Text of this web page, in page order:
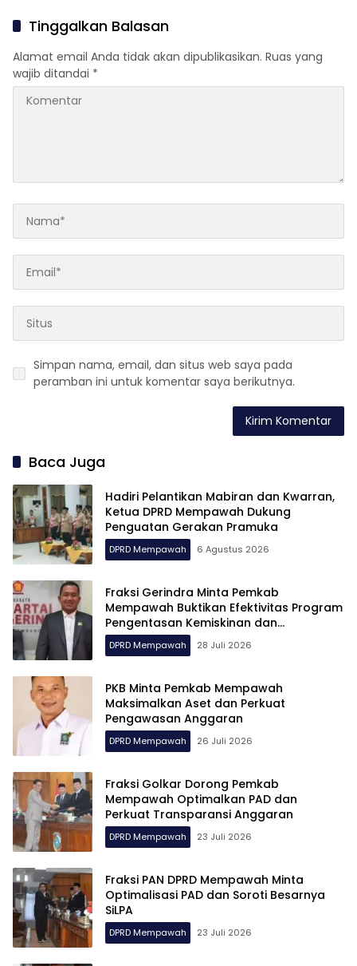
Tinggalkan Balasan
Alamat email Anda tidak akan dipublikasikan. Ruas yang
wajib ditandai *
Simpan nama, email, dan situs web saya pada
peramban ini untuk komentar saya berikutnya.
Baca Juga
Hadiri Pelantikan Mabiran dan Kwarran,
Ketua DPRD Mempawah Dukung
Penguatan Gerakan Pramuka
DPRD Mempawah 6 Agustus 2026
Fraksi Gerindra Minta Pemkab
Mempawah Buktikan Efektivitas Program
Pengentasan Kemiskinan dan
Pengangguran
DPRD Mempawah 28 Juli 2026
PKB Minta Pemkab Mempawah
Maksimalkan Aset dan Perkuat
Pengawasan Anggaran
DPRD Mempawah 26 Juli 2026
Fraksi Golkar Dorong Pemkab
Mempawah Optimalkan PAD dan
Perkuat Transparansi Anggaran
DPRD Mempawah 23 Juli 2026
Fraksi PAN DPRD Mempawah Minta
Optimalisasi PAD dan Soroti Besarnya
SiLPA
DPRD Mempawah 23 Juli 2026